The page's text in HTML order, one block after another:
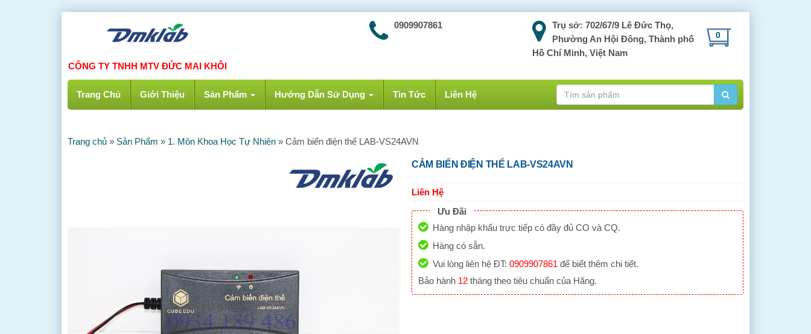
CÔNG TY TNHH MTV ĐỨC MAI KHÔI
0909907861
Trụ sở: 702/67/9 Lê Đức Thọ,
Phường An Hội Đông, Thành phố
Hồ Chí Minh, Việt Nam
0
Trang Chủ Giới Thiệu Sản Phẩm Hướng Dẫn Sử Dụng Tin Tức Liên Hệ
Trang chủ » Sản Phẩm » 1. Môn Khoa Học Tự Nhiên » Cảm biến điện thế LAB-VS24AVN
CẢM BIẾN ĐIỆN THẾ LAB-VS24AVN
Liên Hệ
Ưu Đãi
Hàng nhập khẩu trực tiếp có đầy đủ CO và CQ.
Hàng có sẵn.
Vui lòng liên hệ ĐT: 0909907861 để biết thêm chi tiết.
Bảo hành 12 tháng theo tiêu chuẩn của Hãng.